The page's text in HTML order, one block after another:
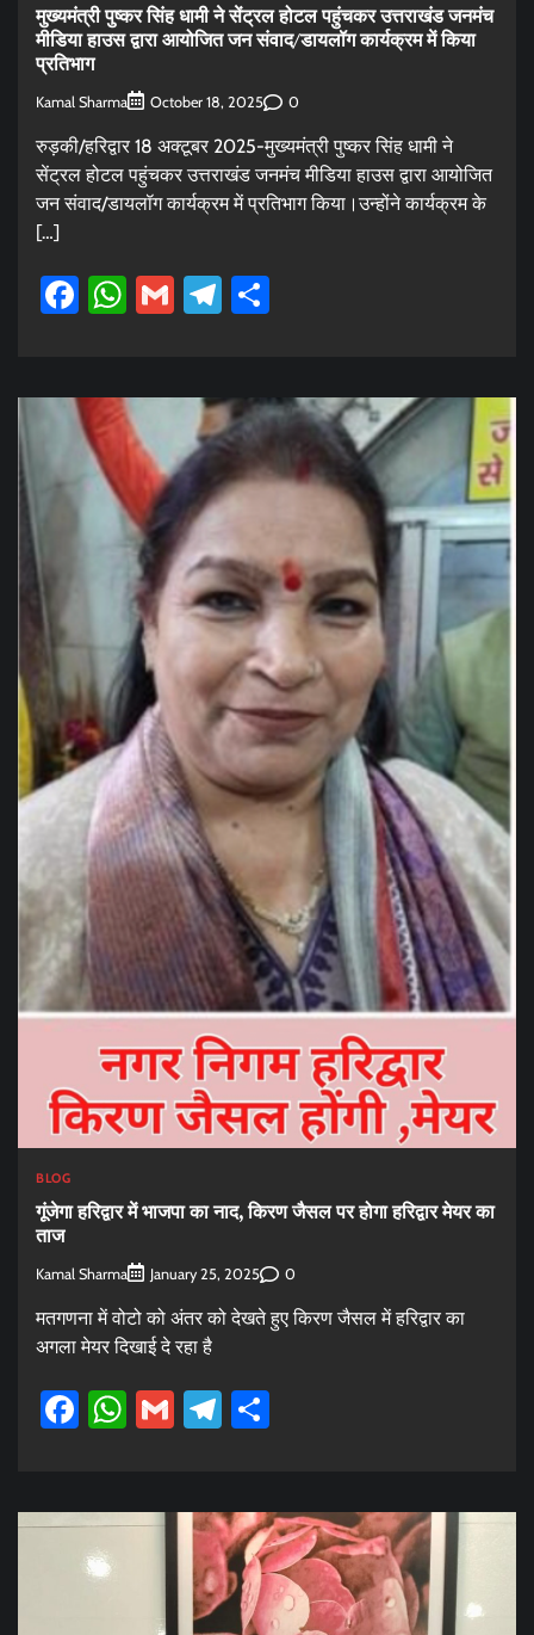
मुख्यमंत्री पुष्कर सिंह धामी ने सेंट्रल होटल पहुंचकर उत्तराखंड जनमंच
मीडिया हाउस द्वारा आयोजित जन संवाद/डायलॉग कार्यक्रम में किया
प्रतिभाग
Kamal Sharma October 18, 2025 0
रुड़की/हरिद्वार 18 अक्टूबर 2025-मुख्यमंत्री पुष्कर सिंह धामी ने
सेंट्रल होटल पहुंचकर उत्तराखंड जनमंच मीडिया हाउस द्वारा आयोजित
जन संवाद/डायलॉग कार्यक्रम में प्रतिभाग किया।उन्होंने कार्यक्रम के
[…]
Facebook
WhatsApp
GmailTelegram
BLOG
गूंजेगा हरिद्वार में भाजपा का नाद, किरण जैसल पर होगा हरिद्वार मेयर का
ताज
Kamal Sharma January 25, 2025 0
मतगणना में वोटो को अंतर को देखते हुए किरण जैसल में हरिद्वार का
अगला मेयर दिखाई दे रहा है
Facebook
WhatsApp
GmailTelegram